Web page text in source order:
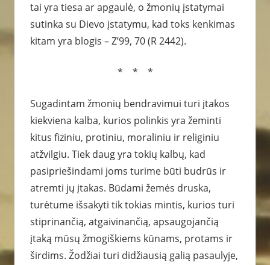
tai yra tiesa ar apgaulė, o žmonių įstatymai
sutinka su Dievo įstatymu, kad toks kenkimas
kitam yra blogis – Z’99, 70 (R 2442).
* * *
Sugadintam žmonių bendravimui turi įtakos
kiekviena kalba, kurios polinkis yra žeminti
kitus fiziniu, protiniu, moraliniu ir religiniu
atžvilgiu. Tiek daug yra tokių kalbų, kad
pasipriešindami joms turime būti budrūs ir
atremti jų įtakas. Būdami žemės druska,
turėtume išsakyti tik tokias mintis, kurios turi
stiprinančią, atgaivinančią, apsaugojančią
įtaką mūsų žmogiškiems kūnams, protams ir
širdims. Žodžiai turi didžiausią galią pasaulyje,